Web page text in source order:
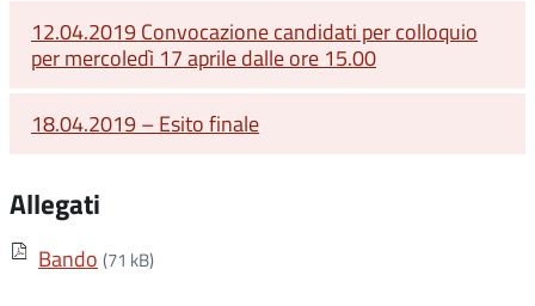
12.04.2019 Convocazione candidati per colloquio
per mercoledì 17 aprile dalle ore 15.00
18.04.2019 – Esito finale
Allegati
Bando (71 kB)